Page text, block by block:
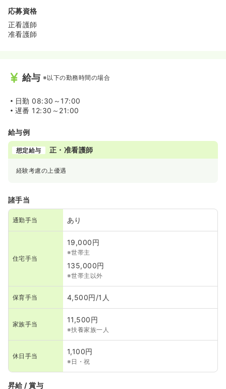
応募資格
正看護師
准看護師
給与 ※以下の勤務時間の場合
日勤 08:30～17:00
遅番 12:30～21:00
給与例
想定給与 正・准看護師
経験考慮の上優遇
諸手当
通勤手当 あり
住宅手当
19,000円
※世帯主
135,000円
※世帯主以外
保育手当 4,500円/1人
家族手当
11,500円
※扶養家族一人
休日手当
1,100円
※日・祝
昇給 / 賞与